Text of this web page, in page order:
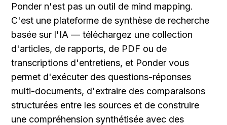
Ponder n'est pas un outil de mind mapping.
C'est une plateforme de synthèse de recherche
basée sur l'IA — téléchargez une collection
d'articles, de rapports, de PDF ou de
transcriptions d'entretiens, et Ponder vous
permet d'exécuter des questions-réponses
multi-documents, d'extraire des comparaisons
structurées entre les sources et de construire
une compréhension synthétisée avec des